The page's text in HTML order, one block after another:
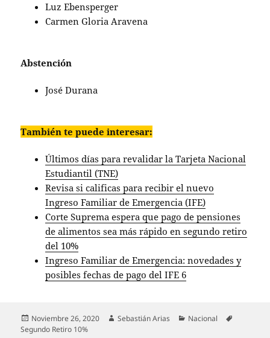
Luz Ebensperger
Carmen Gloria Aravena
Abstención
José Durana
También te puede interesar:
Últimos días para revalidar la Tarjeta Nacional
Estudiantil (TNE)
Revisa si calificas para recibir el nuevo
Ingreso Familiar de Emergencia (IFE)
Corte Suprema espera que pago de pensiones
de alimentos sea más rápido en segundo retiro
del 10%
Ingreso Familiar de Emergencia: novedades y
posibles fechas de pago del IFE 6
Publicado
el
Noviembre 26, 2020 Autor
Sebastián Arias Categorías
Nacional
Segundo Retiro 10%